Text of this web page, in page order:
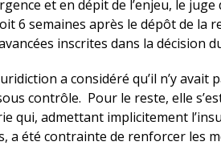
et en dépit de l’enjeu, le
6 semaines après le dépôt de la
inscrites dans la décision
a considéré qu’il n’y avait
contrôle. Pour le reste, elle
qui, admettant implicitement
a été contrainte de renforcer les